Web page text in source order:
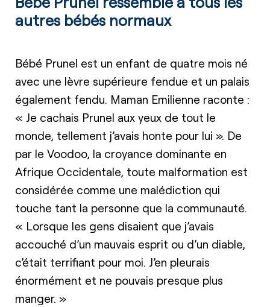
autres bébés normaux
Bébé Prunel est un enfant de quatre mois né
avec une lèvre supérieure fendue et un palais
également fendu. Maman Emilienne raconte :
« Je cachais Prunel aux yeux de tout le
monde, tellement j’avais honte pour lui ». De
par le Voodoo, la croyance dominante en
Afrique Occidentale, toute malformation est
considérée comme une malédiction qui
touche tant la personne que la communauté.
« Lorsque les gens disaient que j’avais
accouché d’un mauvais esprit ou d’un diable,
c’était terrifiant pour moi. J’en pleurais
énormément et ne pouvais presque plus
manger. »